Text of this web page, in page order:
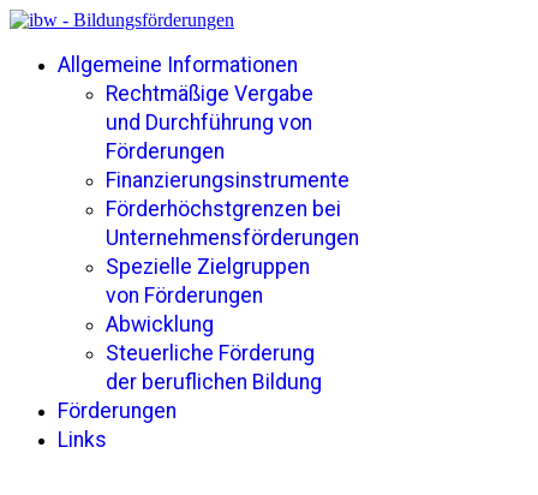
Allgemeine Informationen
Rechtmäßige Vergabe
und Durchführung von
Förderungen
Finanzierungsinstrumente
Förderhöchstgrenzen bei
Unternehmensförderungen
Spezielle Zielgruppen
von Förderungen
Abwicklung
Steuerliche Förderung
der beruflichen Bildung
Förderungen
Links